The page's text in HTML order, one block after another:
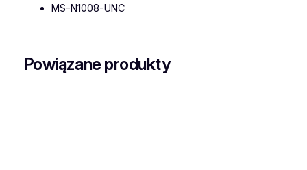
MS-N1008-UNC
Powiązane produkty